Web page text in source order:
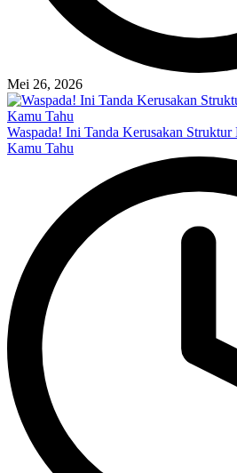
Mei 26, 2026
Waspada! Ini Tanda Kerusakan
Kamu Tahu